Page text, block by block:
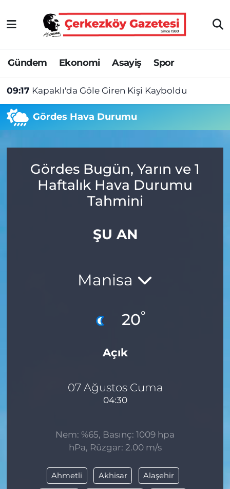
Gündem Ekonomi Asayiş Spor
09:17 Kapaklı'da Göle Giren Kişi Kayboldu
Gördes Hava Durumu
Gördes Bugün, Yarın ve 1
Haftalık Hava Durumu
Tahmini
ŞU AN
Manisa
20°
Açık
07 Ağustos Cuma
04:30
Nem: %65, Basınç: 1009 hpa
hPa, Rüzgar: 2.00 m/s
Ahmetli Akhisar Alaşehir
Asayiş
Ekonomi
Gündem
Haber
Manşet
Topluluk Kuralları
Tekirdağ Nöbetçi Eczaneler
Tekirdağ Hava Durumu
Tekirdağ Namaz Vakitleri
Tekirdağ Trafik Yoğunluk Haritası
Tüm Manşetler
Son Dakika Haberleri